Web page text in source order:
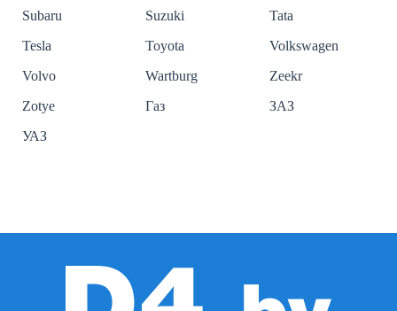
Subaru
Suzuki
Tata
Tesla
Toyota
Volkswagen
Volvo
Wartburg
Zeekr
Zotye
Газ
ЗАЗ
УАЗ